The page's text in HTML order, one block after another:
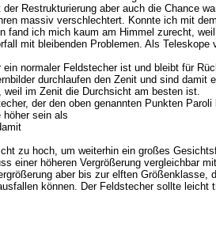
Restrukturierung aber auch die Chance
massiv verschlechtert. Konnte ich mit
ich mich kaum am Himmel zurecht,
mit bleibenden Problemen. Als
normaler Feldstecher ist und bleibt für
durchlaufen den Zenit und sind
im Zenit die Durchsicht am besten ist.
der den oben genannten Punkten
sein als
zu hoch, um weiterhin ein großes
einer höheren Vergrößerung
aber bis zur elften
können. Der Feldstecher sollte